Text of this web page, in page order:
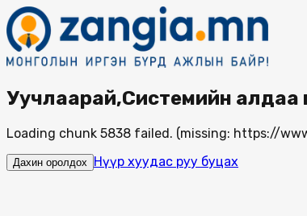
Уучлаарай,Системийн алдаа
Loading chunk 5838 failed. (missing: https://
Дахин оролдох Нүүр хуудас руу буцах